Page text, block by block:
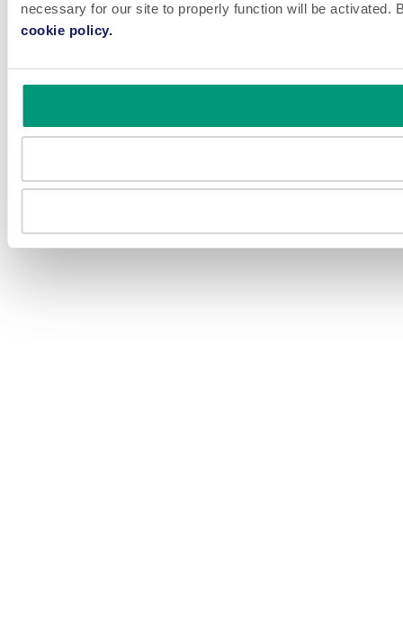
necessary for our site to properly function will be
cookie policy.